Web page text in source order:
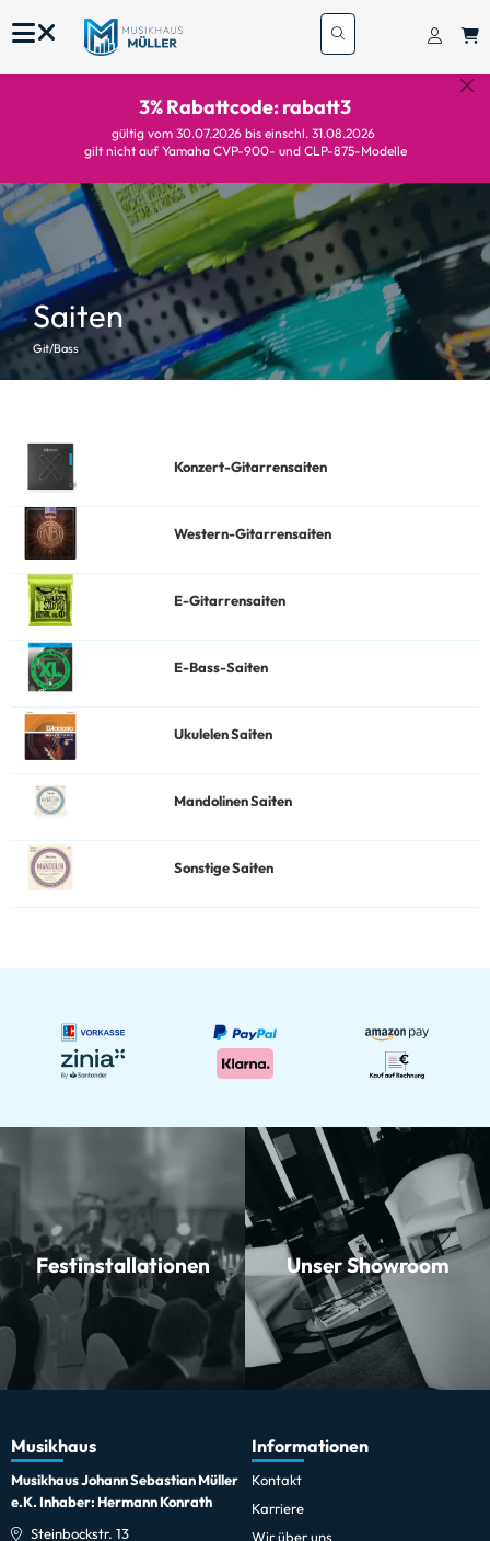
3% Rabattcode: rabatt3
gültig vom 30.07.2026 bis einschl. 31.08.2026
gilt nicht auf Yamaha CVP-900- und CLP-875-Modelle
Saiten
Git/Bass
Konzert-Gitarrensaiten
Western-Gitarrensaiten
E-Gitarrensaiten
E-Bass-Saiten
Ukulelen Saiten
Mandolinen Saiten
Sonstige Saiten
Festinstallationen Unser Showroom
Musikhaus
Musikhaus Johann Sebastian Müller
e.K. Inhaber: Hermann Konrath
Steinbockstr. 13
Informationen
Kontakt
Karriere
Wir über uns